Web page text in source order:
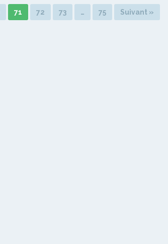
71 72 73 … 75 Suivant »